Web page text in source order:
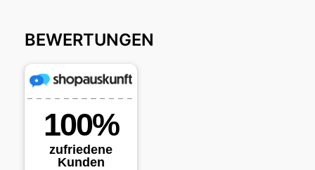
BEWERTUNGEN